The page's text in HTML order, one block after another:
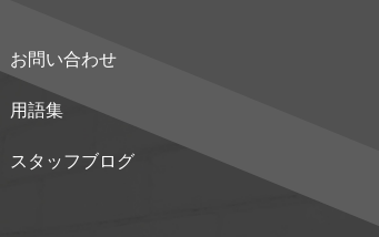
お問い合わせ
用語集
スタッフブログ